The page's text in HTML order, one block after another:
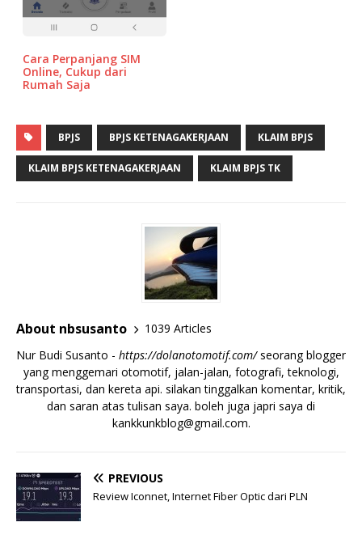
Cara Perpanjang SIM
Online, Cukup dari
Rumah Saja
BPJS BPJS KETENAGAKERJAAN KLAIM BPJS
KLAIM BPJS KETENAGAKERJAAN KLAIM BPJS TK
About nbsusanto
1039 Articles
Nur Budi Susanto - https://dolanotomotif.com/seorang blogger
yang menggemari otomotif, jalan-jalan, fotografi, teknologi,
transportasi, dan kereta api. silakan tinggalkan komentar, kritik,
dan saran atas tulisan saya. boleh juga japri saya di
kankkunkblog@gmail.com.
PREVIOUS
Review Iconnet, Internet Fiber Optic dari PLN